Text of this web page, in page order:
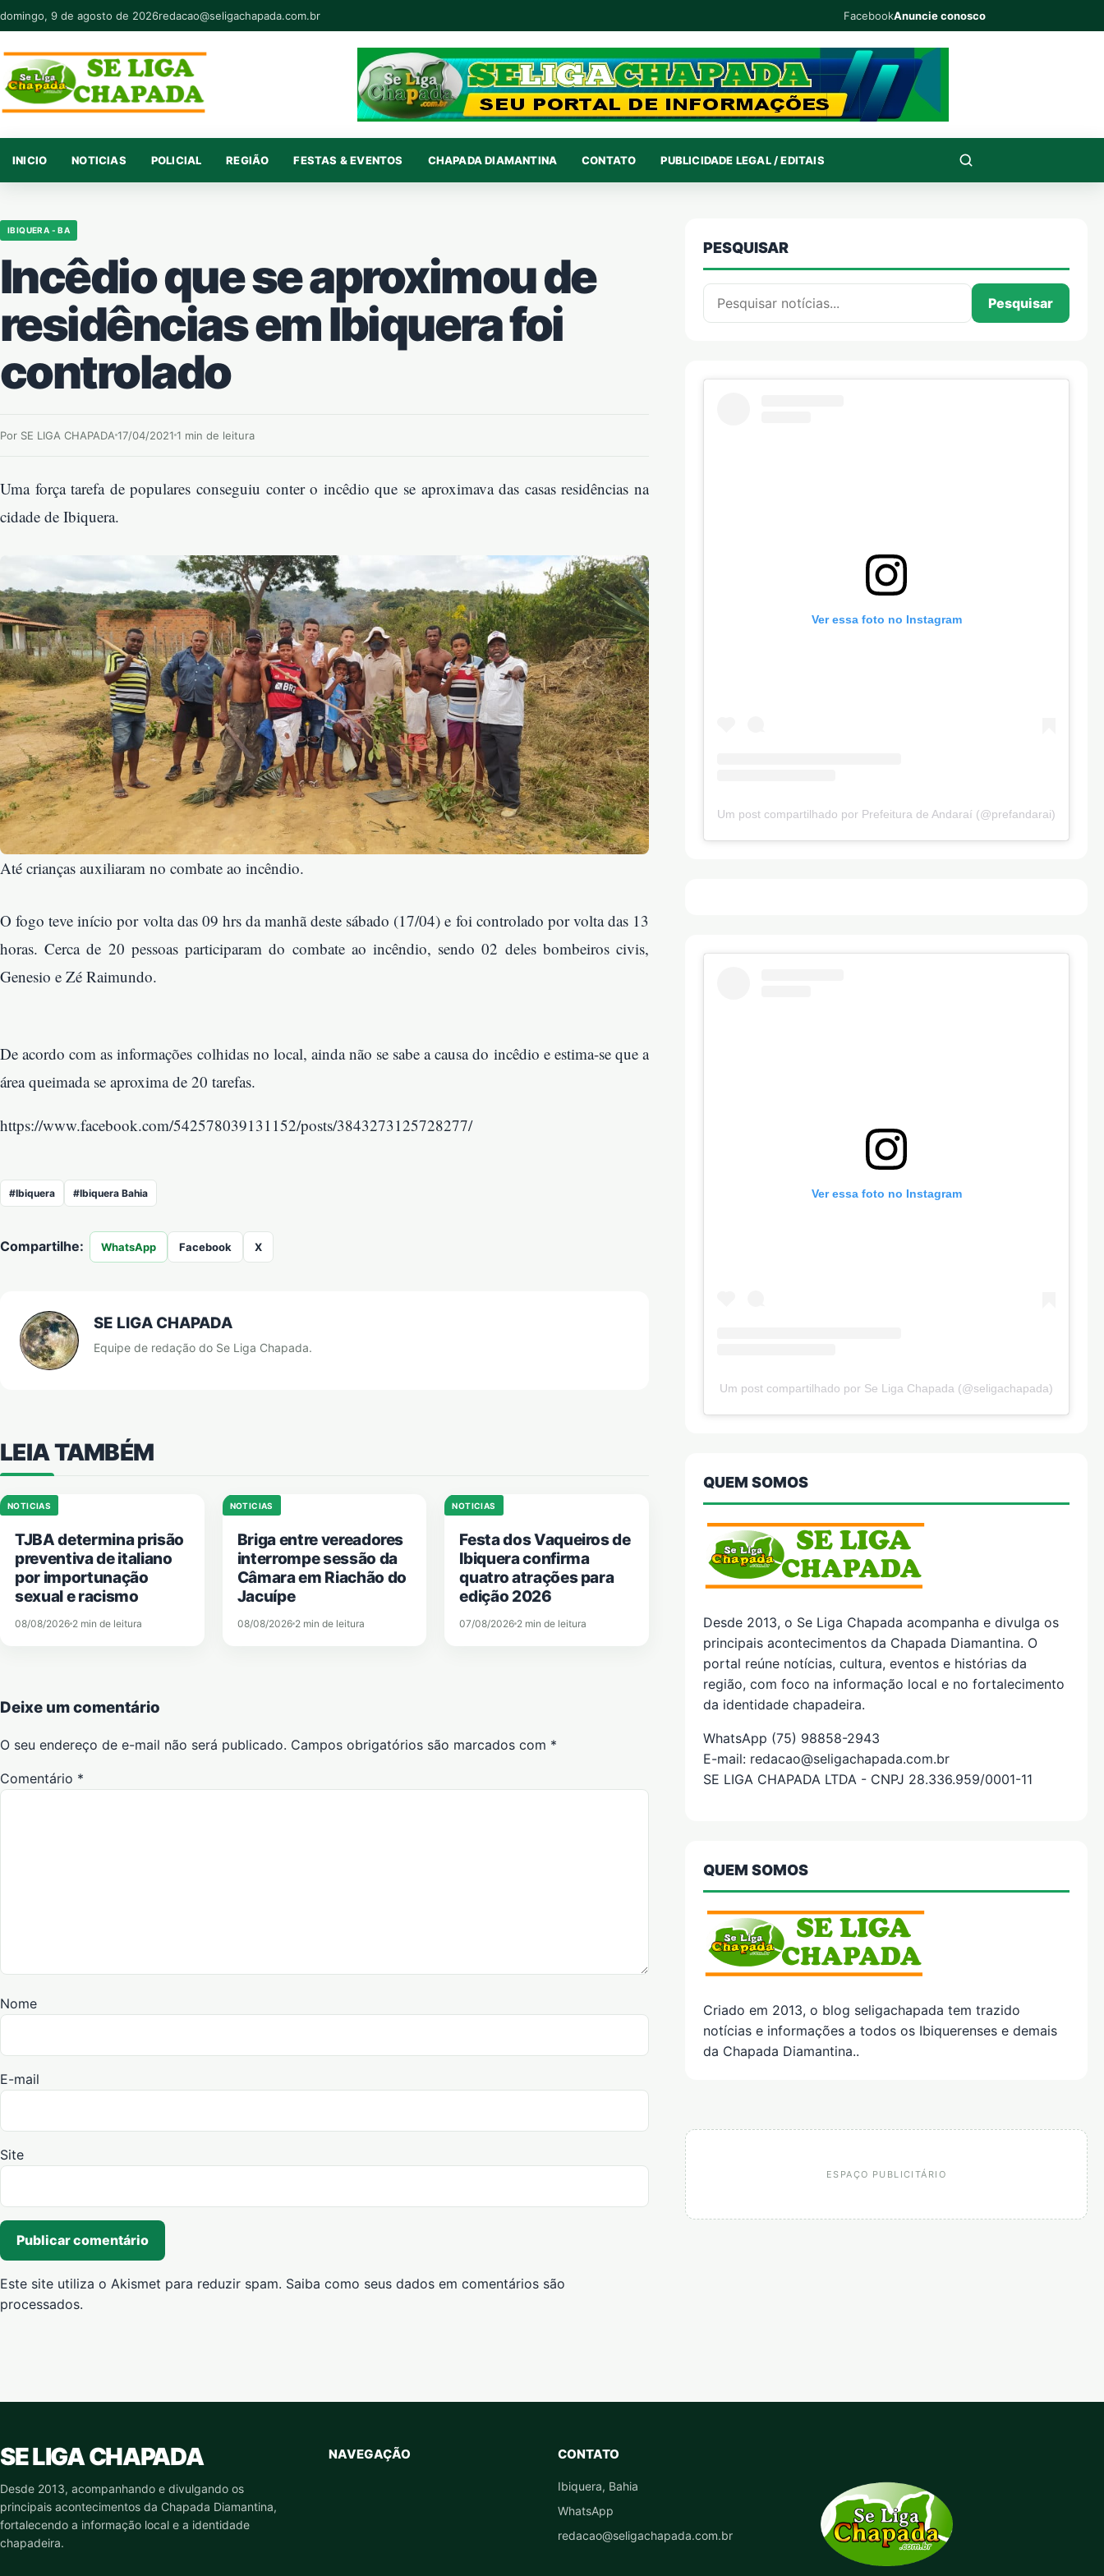
Pular para o conteúdo
domingo, 9 de agosto de 2026redacao@seligachapada.com.br FacebookAnuncie conosco
INICIO NOTICIAS POLICIAL REGIÃO FESTAS & EVENTOS CHAPADA DIAMANTINA CONTATO PUBLICIDADE LEGAL / EDITAIS
IBIQUERA - BA
Incêdio que se aproximou de
residências em Ibiquera foi
controlado
Por SE LIGA CHAPADA 17/04/2021 1 min de leitura
Uma força tarefa de populares conseguiu conter o incêdio que se aproximava das casas residências na
cidade de Ibiquera.
Até crianças auxiliaram no combate ao incêndio.
O fogo teve início por volta das 09 hrs da manhã deste sábado (17/04) e foi controlado por volta das 13
horas. Cerca de 20 pessoas participaram do combate ao incêndio, sendo 02 deles bombeiros civis,
Genesio e Zé Raimundo.
De acordo com as informações colhidas no local, ainda não se sabe a causa do incêdio e estima-se que a
área queimada se aproxima de 20 tarefas.
https://www.facebook.com/542578039131152/posts/3843273125728277/
#Ibiquera #Ibiquera Bahia
Compartilhe: WhatsApp Facebook X
SE LIGA CHAPADA
Equipe de redação do Se Liga Chapada.
LEIA TAMBÉM
NOTICIAS
TJBA determina prisão
preventiva de italiano
por importunação
sexual e racismo
08/08/2026 2 min de leitura
NOTICIAS
Briga entre vereadores
interrompe sessão da
Câmara em Riachão do
Jacuípe
08/08/2026 2 min de leitura
NOTICIAS
Festa dos Vaqueiros de
Ibiquera confirma
quatro atrações para
edição 2026
07/08/2026 2 min de leitura
Deixe um comentário
O seu endereço de e-mail não será publicado. Campos obrigatórios são marcados com *
Comentário *
Nome
E-mail
Site
Este site utiliza o Akismet para reduzir spam. Saiba como seus dados em comentários são
processados.
PESQUISAR
Pesquisar por:
Pesquisar
Ver essa foto no Instagram
Um post compartilhado por Prefeitura de Andaraí (@prefandarai)
Ver essa foto no Instagram
Um post compartilhado por Se Liga Chapada (@seligachapada)
QUEM SOMOS
Desde 2013, o Se Liga Chapada acompanha e divulga os
principais acontecimentos da Chapada Diamantina. O
portal reúne notícias, cultura, eventos e histórias da
região, com foco na informação local e no fortalecimento
da identidade chapadeira.
WhatsApp (75) 98858-2943
E-mail: redacao@seligachapada.com.br
SE LIGA CHAPADA LTDA - CNPJ 28.336.959/0001-11
QUEM SOMOS
Criado em 2013, o blog seligachapada tem trazido
notícias e informações a todos os Ibiquerenses e demais
da Chapada Diamantina..
ESPAÇO PUBLICITÁRIO
SE LIGA CHAPADA
Desde 2013, acompanhando e divulgando os
principais acontecimentos da Chapada Diamantina,
fortalecendo a informação local e a identidade
chapadeira.
NAVEGAÇÃO CONTATO
Ibiquera, Bahia
WhatsApp
redacao@seligachapada.com.br